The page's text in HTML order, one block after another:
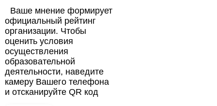
Ваше мнение формирует
официальный рейтинг
организации. Чтобы
оценить условия
осуществления
образовательной
деятельности, наведите
камеру Вашего телефона
и отсканируйте QR код